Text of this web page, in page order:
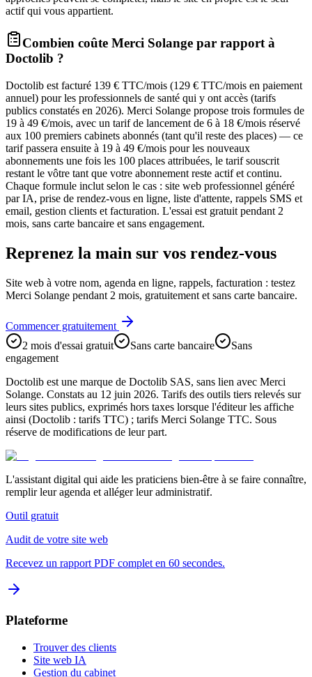
actif qui vous appartient.
Combien coûte Merci Solange par rapport à
Doctolib ?
Doctolib est facturé 139 € TTC/mois (129 € TTC/mois en paiement
annuel) pour les professionnels de santé qui y ont accès (tarifs
publics constatés en 2026). Merci Solange propose trois formules de
19 à 49 €/mois, avec un tarif de lancement de 6 à 18 €/mois réservé
aux 100 premiers cabinets abonnés (tant qu'il reste des places) — ce
tarif passera ensuite à 19 à 49 €/mois pour les nouveaux
abonnements une fois les 100 places attribuées, le tarif souscrit
restant le vôtre tant que votre abonnement reste actif et continu.
Chaque formule inclut selon le cas : site web professionnel généré
par IA, prise de rendez-vous en ligne, liste d'attente, rappels SMS et
email, gestion clients et facturation. L'essai est gratuit pendant 2
mois, sans carte bancaire et sans engagement.
Reprenez la main sur vos rendez-vous
Site web à votre nom, agenda en ligne, rappels, facturation : testez
Merci Solange pendant 2 mois, gratuitement et sans carte bancaire.
Commencer gratuitement
2 mois d'essai gratuit
Sans carte bancaire
Sans
engagement
Doctolib est une marque de Doctolib SAS, sans lien avec Merci
Solange. Constats au 12 juin 2026. Tarifs des outils tiers relevés sur
leurs sites publics, exprimés hors taxes lorsque l'éditeur les affiche
ainsi (Doctolib : tarifs TTC) ; tarifs Merci Solange TTC. Sous
réserve de modifications de leur part.
L'assistant digital qui aide les praticiens bien-être à se faire connaître,
remplir leur agenda et alléger leur administratif.
Outil gratuit
Audit de votre site web
Recevez un rapport PDF complet en 60 secondes.
Plateforme
Trouver des clients
Site web IA
Gestion du cabinet